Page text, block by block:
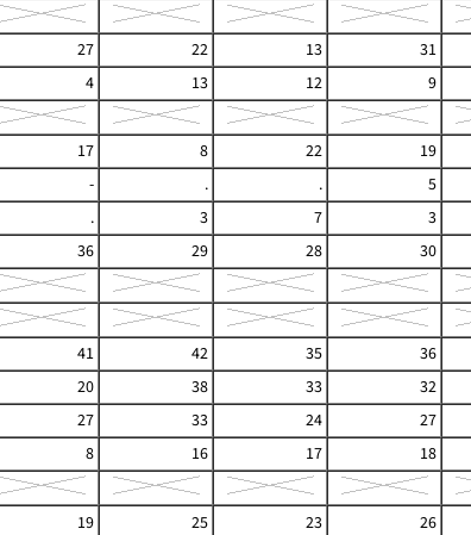
27 22 13 31
4 13 12 9
17 8 22 19
- . . 5
. 3 7 3
36 29 28 30
41 42 35 36
20 38 33 32
27 33 24 27
8 16 17 18
19 25 23 26